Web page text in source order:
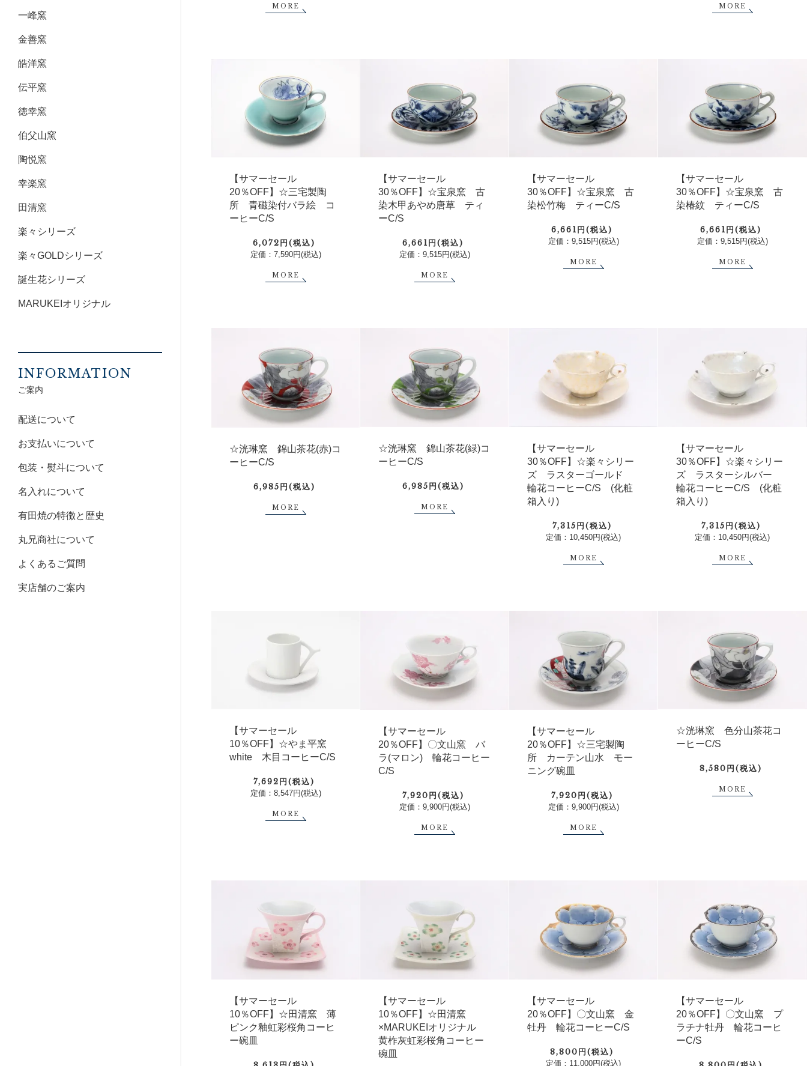
MORE MORE
【サマーセール
20％OFF】☆三宅製陶
所 青磁染付バラ絵 コ
ーヒーC/S
6,072円(税込)
定価：7,590円(税込)
MORE
【サマーセール
30％OFF】☆宝泉窯 古
染木甲あやめ唐草 ティ
ーC/S
6,661円(税込)
定価：9,515円(税込)
MORE
【サマーセール
30％OFF】☆宝泉窯 古
染松竹梅 ティーC/S
6,661円(税込)
定価：9,515円(税込)
MORE
【サマーセール
30％OFF】☆宝泉窯 古
染椿紋 ティーC/S
6,661円(税込)
定価：9,515円(税込)
MORE
☆洸琳窯 錦山茶花(赤)コ
ーヒーC/S
6,985円(税込)
MORE
☆洸琳窯 錦山茶花(緑)コ
ーヒーC/S
6,985円(税込)
MORE
【サマーセール
30％OFF】☆楽々シリー
ズ ラスターゴールド
輪花コーヒーC/S (化粧
箱入り)
7,315円(税込)
定価：10,450円(税込)
MORE
【サマーセール
30％OFF】☆楽々シリー
ズ ラスターシルバー
輪花コーヒーC/S (化粧
箱入り)
7,315円(税込)
定価：10,450円(税込)
MORE
【サマーセール
10％OFF】☆やま平窯
white 木目コーヒーC/S
7,692円(税込)
定価：8,547円(税込)
MORE
【サマーセール
20％OFF】〇文山窯 バ
ラ(マロン) 輪花コーヒー
C/S
7,920円(税込)
定価：9,900円(税込)
MORE
【サマーセール
20％OFF】☆三宅製陶
所 カーテン山水 モー
ニング碗皿
7,920円(税込)
定価：9,900円(税込)
MORE
☆洸琳窯 色分山茶花コ
ーヒーC/S
8,580円(税込)
MORE
【サマーセール
10％OFF】☆田清窯 薄
ピンク釉虹彩桜角コーヒ
ー碗皿
【サマーセール
10％OFF】☆田清窯
×MARUKEIオリジナル
黄柞灰虹彩桜角コーヒー
碗皿
【サマーセール
20％OFF】〇文山窯 金
牡丹 輪花コーヒーC/S
8,800円(税込)
定価：11,000円(税込)
【サマーセール
20％OFF】〇文山窯 プ
ラチナ牡丹 輪花コーヒ
ーC/S
一峰窯
金善窯
皓洋窯
伝平窯
徳幸窯
伯父山窯
陶悦窯
幸楽窯
田清窯
楽々シリーズ
楽々GOLDシリーズ
誕生花シリーズ
MARUKEIオリジナル
INFORMATION
ご案内
配送について
お支払いについて
包装・熨斗について
名入れについて
有田焼の特徴と歴史
丸兄商社について
よくあるご質問
実店舗のご案内